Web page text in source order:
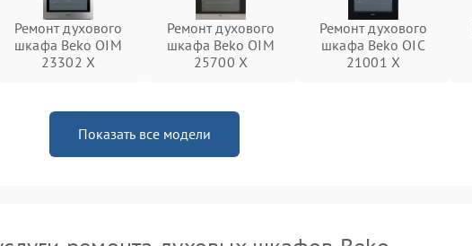
Ремонт духового
шкафа Beko OIM
23302 X
Ремонт духового
шкафа Beko OIM
25700 X
Ремонт духового
шкафа Beko OIC
21001 X
Показать все модели